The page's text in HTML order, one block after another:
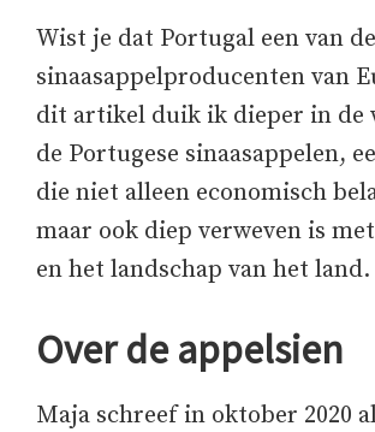
Wist je dat Portugal een van
sinaasappelproducenten van
dit artikel duik ik dieper in de
de Portugese sinaasappelen,
die niet alleen economisch
maar ook diep verweven is
en het landschap van het land.
Over de appelsien
Maja schreef in oktober 2020